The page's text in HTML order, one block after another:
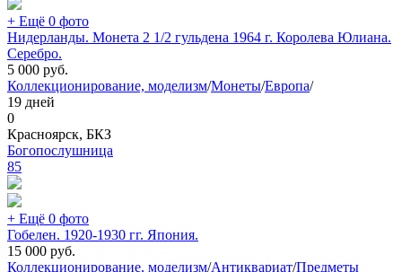
+ Ещё 0 фото
Нидерланды. Монета 2 1/2 гульдена 1964 г. Королева Юлиана.
Серебро.
5 000 руб.
Коллекционирование, моделизм/Монеты/Европа/
19 дней
0
Красноярск, БКЗ
Богопослушница
85
+ Ещё 0 фото
Гобелен. 1920-1930 гг. Япония.
15 000 руб.
Коллекционирование, моделизм/Антиквариат/Предметы